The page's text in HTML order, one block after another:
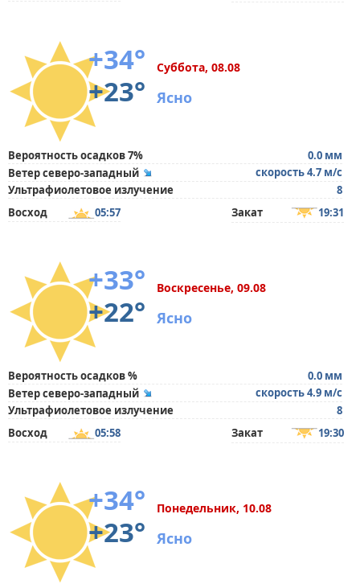
+34°
+23°
Суббота, 08.08
Ясно
Вероятность осадков 7%
0.0 мм
Ветер северо-западный
скорость 4.7 м/с
Ультрафиолетовое излучение
8
Восход
05:57 Закат 19:31
+33°
+22°
Воскресенье, 09.08
Ясно
Вероятность осадков %
0.0 мм
Ветер северо-западный
скорость 4.9 м/с
Ультрафиолетовое излучение
8
Восход
05:58 Закат 19:30
+34°
+23°
Понедельник, 10.08
Ясно